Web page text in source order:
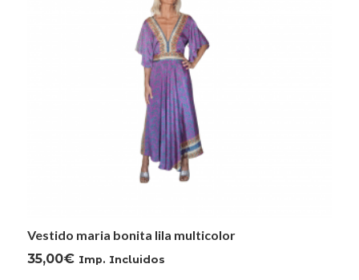
Vestido maria bonita lila multicolor
35,00€ Imp. Incluidos